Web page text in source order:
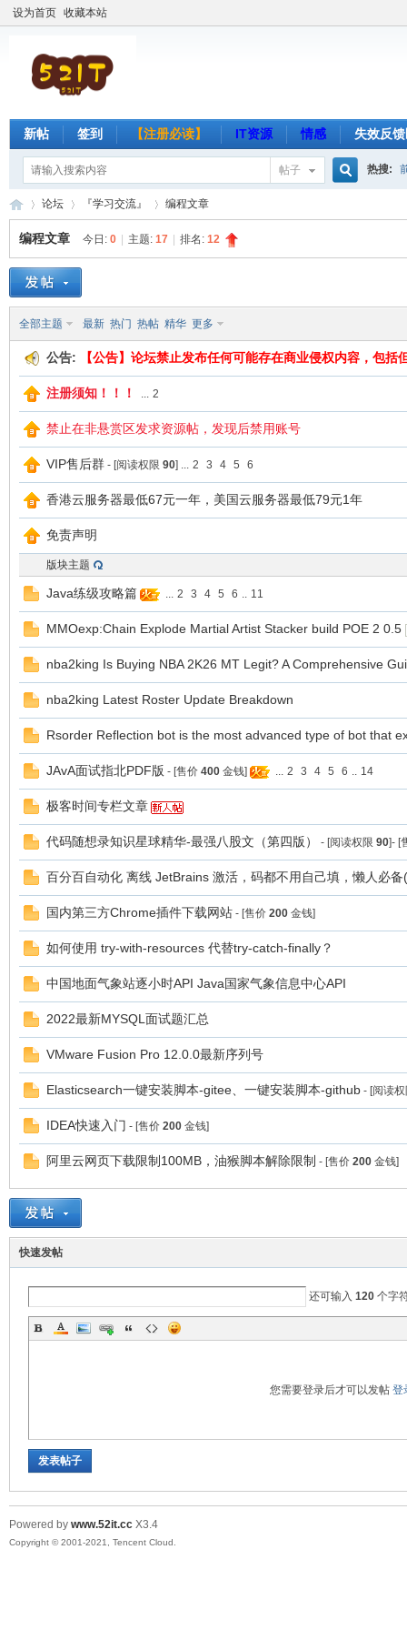
设为首页 收藏本站
新帖 签到 【注册必读】 IT资源 情感 失效反
帖子 热搜:
我
家
»
论坛
›
『学习交流』 编程文章
编程文章 今日: 0 主题: 17 排名: 12
全部主题 最新 热门 热帖 精华 更多
公告: 【公告】论坛禁止发布任何可能存在商业侵权内容，包括
注册须知！！！ ... 2
禁止在非悬赏区发求资源帖，发现后禁用账号
VIP售后群- [阅读权限 90] ... 2 3 4 5 6
香港云服务器最低67元一年，美国云服务器最低79元1年
免责声明
版块主题
Java练级攻略篇 ... 2 3 4 5 6 .. 11
MMOexp:Chain Explode Martial Artist Stacker build POE 2 0.5
nba2king Is Buying NBA 2K26 MT Legit? A Comprehensive
nba2king Latest Roster Update Breakdown
Rsorder Reflection bot is the most advanced type of bot that
JAvA面试指北PDF版 - [售价 400金钱] ... 2 3 4 5 6 .. 14
极客时间专栏文章
代码随想录知识星球精华-最强八股文（第四版） - [阅读权限 90]- [
百分百自动化 离线 JetBrains 激活，码都不用自己填，懒人必
国内第三方Chrome插件下载网站- [售价 200金钱]
如何使用 try-with-resources 代替try-catch-finally？
中国地面气象站逐小时API Java国家气象信息中心API
2022最新MYSQL面试题汇总
VMware Fusion Pro 12.0.0最新序列号
Elasticsearch一键安装脚本-gitee、一键安装脚本-github- [阅读
IDEA快速入门 - [售价 200金钱]
阿里云网页下载限制100MB，油猴脚本解除限制 - [售价 200金钱]
快速发帖
还可输入 120个字
您需要登录后才可以发帖 登
发表帖子
Powered by www.52it.cc X3.4
Copyright © 2001-2021, Tencent Cloud.